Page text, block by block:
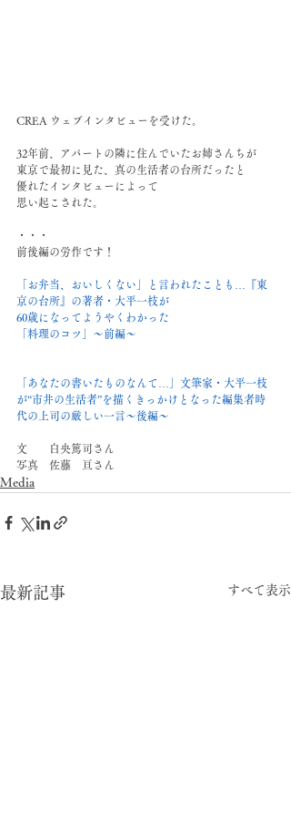
CREA ウェブインタビューを受けた。
32年前、アパートの隣に住んでいたお姉さんちが
東京で最初に見た、真の生活者の台所だったと
優れたインタビューによって
思い起こされた。
・・・
前後編の労作です！
「お弁当、おいしくない」と言われたことも…『東
京の台所』の著者・大平一枝が
60歳になってようやくわかった
「料理のコツ」〜前編〜
「あなたの書いたものなんて…」文筆家・大平一枝
が“市井の生活者”を描くきっかけとなった編集者時
代の上司の厳しい一言〜後編〜
文　　白央篤司さん
写真　佐藤　亘さん
Media
最新記事 すべて表示